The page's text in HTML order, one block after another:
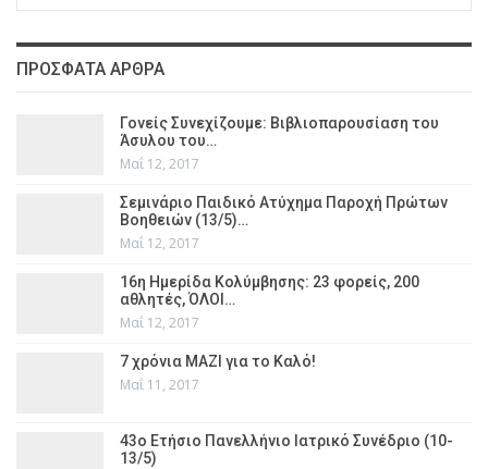
ΠΡΌΣΦΑΤΑ ΆΡΘΡΑ
Γονείς Συνεχίζουμε: Βιβλιοπαρουσίαση του
Άσυλου του…
Μαΐ 12, 2017
Σεμινάριο Παιδικό Ατύχημα Παροχή Πρώτων
Βοηθειών (13/5)…
Μαΐ 12, 2017
16η Ημερίδα Κολύμβησης: 23 φορείς, 200
αθλητές, ΌΛΟΙ…
Μαΐ 12, 2017
7 χρόνια ΜΑΖΙ για το Καλό!
Μαΐ 11, 2017
43ο Ετήσιο Πανελλήνιο Ιατρικό Συνέδριο (10-
13/5)